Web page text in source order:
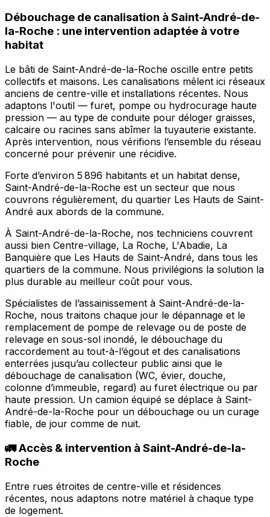
Débouchage de canalisation à Saint-André-de-
la-Roche : une intervention adaptée à votre
habitat
Le bâti de Saint-André-de-la-Roche oscille entre petits
collectifs et maisons. Les canalisations mêlent ici réseaux
anciens de centre-ville et installations récentes. Nous
adaptons l'outil — furet, pompe ou hydrocurage haute
pression — au type de conduite pour déloger graisses,
calcaire ou racines sans abîmer la tuyauterie existante.
Après intervention, nous vérifions l’ensemble du réseau
concerné pour prévenir une récidive.
Forte d’environ 5 896 habitants et un habitat dense,
Saint-André-de-la-Roche est un secteur que nous
couvrons régulièrement, du quartier Les Hauts de Saint-
André aux abords de la commune.
À Saint-André-de-la-Roche, nos techniciens couvrent
aussi bien Centre-village, La Roche, L'Abadie, La
Banquière que Les Hauts de Saint-André, dans tous les
quartiers de la commune. Nous privilégions la solution la
plus durable au meilleur coût pour vous.
Spécialistes de l’assainissement à Saint-André-de-la-
Roche, nous traitons chaque jour le dépannage et le
remplacement de pompe de relevage ou de poste de
relevage en sous-sol inondé, le débouchage du
raccordement au tout-à-l’égout et des canalisations
enterrées jusqu’au collecteur public ainsi que le
débouchage de canalisation (WC, évier, douche,
colonne d’immeuble, regard) au furet électrique ou par
haute pression. Un camion équipé se déplace à Saint-
André-de-la-Roche pour un débouchage ou un curage
fiable, de jour comme de nuit.
🚛 Accès & intervention à Saint-André-de-la-
Roche
Entre rues étroites de centre-ville et résidences
récentes, nous adaptons notre matériel à chaque type
de logement.